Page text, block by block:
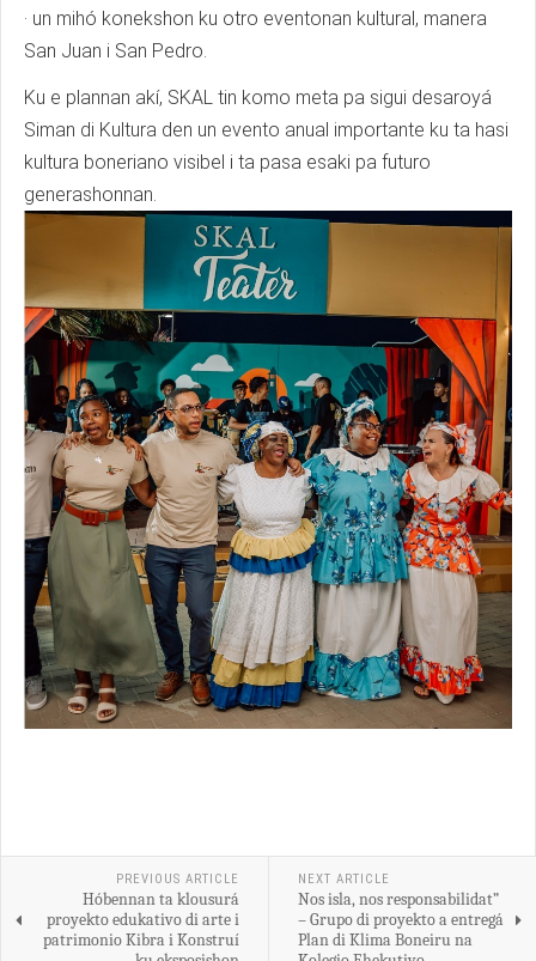
· un mihó konekshon ku otro eventonan kultural, manera
San Juan i San Pedro.
Ku e plannan akí, SKAL tin komo meta pa sigui desaroyá
Siman di Kultura den un evento anual importante ku ta hasi
kultura boneriano visibel i ta pasa esaki pa futuro
generashonnan.
PREVIOUS ARTICLE
Hóbennan ta klousurá
proyekto edukativo di arte i
patrimonio Kibra i Konstruí
NEXT ARTICLE
Nos isla, nos responsabilidat”
– Grupo di proyekto a entregá
Plan di Klima Boneiru na